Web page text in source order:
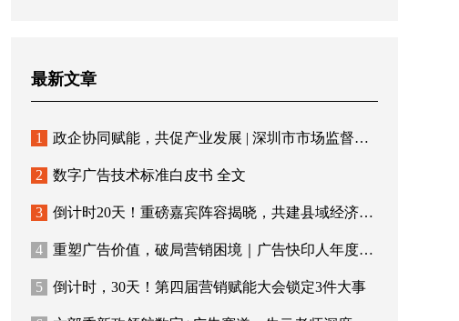
最新文章
1 政企协同赋能，共促产业发展 | 深圳市市场监督管理局罗湖局领导一行莅临快印客调研指导
2 数字广告技术标准白皮书 全文
3 倒计时20天！重磅嘉宾阵容揭晓，共建县域经济新格局
4 重塑广告价值，破局营销困境｜广告快印人年度盛会即将重磅启幕
5 倒计时，30天！第四届营销赋能大会锁定3件大事